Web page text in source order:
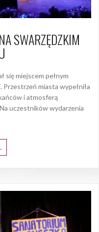
SWARZĘDZKIM
się miejscem pełnym
Przestrzeń miasta wypełniła
i atmosferą
uczestników wydarzenia